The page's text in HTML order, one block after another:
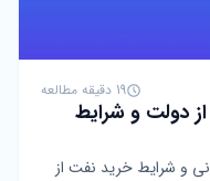
19 دقیقه مطالعه
دولت و شرایط
و شرایط خرید نفت از